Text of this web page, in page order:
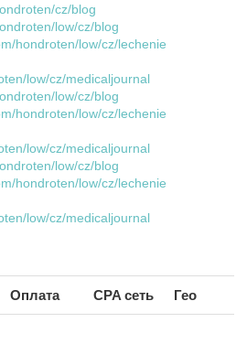
cz/blog
low/cz/blog
hondroten/low/cz/lechenie
low/cz/medicaljournal
low/cz/blog
hondroten/low/cz/lechenie
low/cz/medicaljournal
low/cz/blog
hondroten/low/cz/lechenie
low/cz/medicaljournal
Оплата CPA сеть Гео